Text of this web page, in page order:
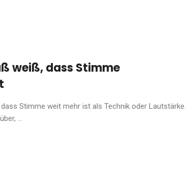
weiß, dass Stimme
Stimme weit mehr ist als Technik oder Lautstärke.
...